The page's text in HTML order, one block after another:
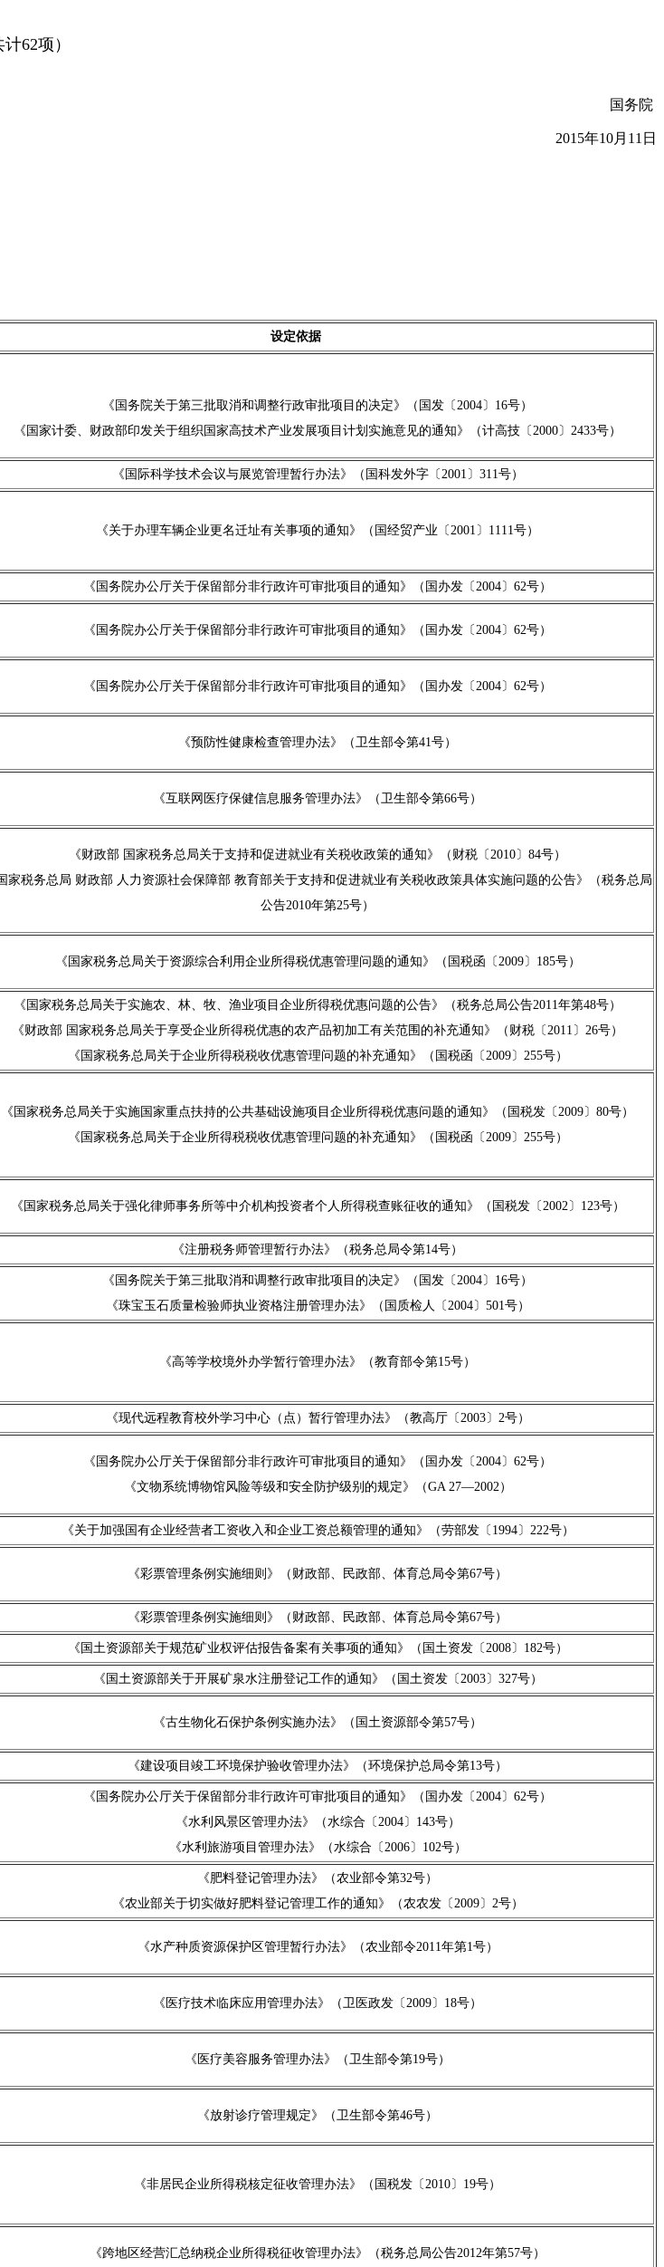
62项）
国务院
2015年10月11日
设定依据
《国务院关于第三批取消和调整行政审批项目的决定》（国发〔2004〕16号）
《国家计委、财政部印发关于组织国家高技术产业发展项目计划实施意见的通知》（计高技〔2000〕2433号）
《国际科学技术会议与展览管理暂行办法》（国科发外字〔2001〕311号）
《关于办理车辆企业更名迁址有关事项的通知》（国经贸产业〔2001〕1111号）
《国务院办公厅关于保留部分非行政许可审批项目的通知》（国办发〔2004〕62号）
《国务院办公厅关于保留部分非行政许可审批项目的通知》（国办发〔2004〕62号）
《国务院办公厅关于保留部分非行政许可审批项目的通知》（国办发〔2004〕62号）
《预防性健康检查管理办法》（卫生部令第41号）
《互联网医疗保健信息服务管理办法》（卫生部令第66号）
《财政部 国家税务总局关于支持和促进就业有关税收政策的通知》（财税〔2010〕84号）
家税务总局 财政部 人力资源社会保障部 教育部关于支持和促进就业有关税收政策具体实施问题的公告》（税务总局
公告2010年第25号）
《国家税务总局关于资源综合利用企业所得税优惠管理问题的通知》（国税函〔2009〕185号）
《国家税务总局关于实施农、林、牧、渔业项目企业所得税优惠问题的公告》（税务总局公告2011年第48号）
《财政部 国家税务总局关于享受企业所得税优惠的农产品初加工有关范围的补充通知》（财税〔2011〕26号）
《国家税务总局关于企业所得税税收优惠管理问题的补充通知》（国税函〔2009〕255号）
《国家税务总局关于实施国家重点扶持的公共基础设施项目企业所得税优惠问题的通知》（国税发〔2009〕80号）
《国家税务总局关于企业所得税税收优惠管理问题的补充通知》（国税函〔2009〕255号）
《国家税务总局关于强化律师事务所等中介机构投资者个人所得税查账征收的通知》（国税发〔2002〕123号）
《注册税务师管理暂行办法》（税务总局令第14号）
《国务院关于第三批取消和调整行政审批项目的决定》（国发〔2004〕16号）
《珠宝玉石质量检验师执业资格注册管理办法》（国质检人〔2004〕501号）
《高等学校境外办学暂行管理办法》（教育部令第15号）
《现代远程教育校外学习中心（点）暂行管理办法》（教高厅〔2003〕2号）
《国务院办公厅关于保留部分非行政许可审批项目的通知》（国办发〔2004〕62号）
《文物系统博物馆风险等级和安全防护级别的规定》（GA 27—2002）
《关于加强国有企业经营者工资收入和企业工资总额管理的通知》（劳部发〔1994〕222号）
《彩票管理条例实施细则》（财政部、民政部、体育总局令第67号）
《彩票管理条例实施细则》（财政部、民政部、体育总局令第67号）
《国土资源部关于规范矿业权评估报告备案有关事项的通知》（国土资发〔2008〕182号）
《国土资源部关于开展矿泉水注册登记工作的通知》（国土资发〔2003〕327号）
《古生物化石保护条例实施办法》（国土资源部令第57号）
《建设项目竣工环境保护验收管理办法》（环境保护总局令第13号）
《国务院办公厅关于保留部分非行政许可审批项目的通知》（国办发〔2004〕62号）
《水利风景区管理办法》（水综合〔2004〕143号）
《水利旅游项目管理办法》（水综合〔2006〕102号）
《肥料登记管理办法》（农业部令第32号）
《农业部关于切实做好肥料登记管理工作的通知》（农农发〔2009〕2号）
《水产种质资源保护区管理暂行办法》（农业部令2011年第1号）
《医疗技术临床应用管理办法》（卫医政发〔2009〕18号）
《医疗美容服务管理办法》（卫生部令第19号）
《放射诊疗管理规定》（卫生部令第46号）
《非居民企业所得税核定征收管理办法》（国税发〔2010〕19号）
《跨地区经营汇总纳税企业所得税征收管理办法》（税务总局公告2012年第57号）